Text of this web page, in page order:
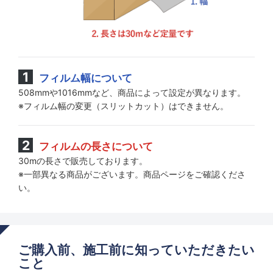
フィルム幅について
508mmや1016mmなど、商品によって設定が異なります。
※フィルム幅の変更（スリットカット）はできません。
フィルムの長さについて
30mの長さで販売しております。
※一部異なる商品がございます。商品ページをご確認くださ
い。
ご購入前、施工前に知っていただきたい
こと